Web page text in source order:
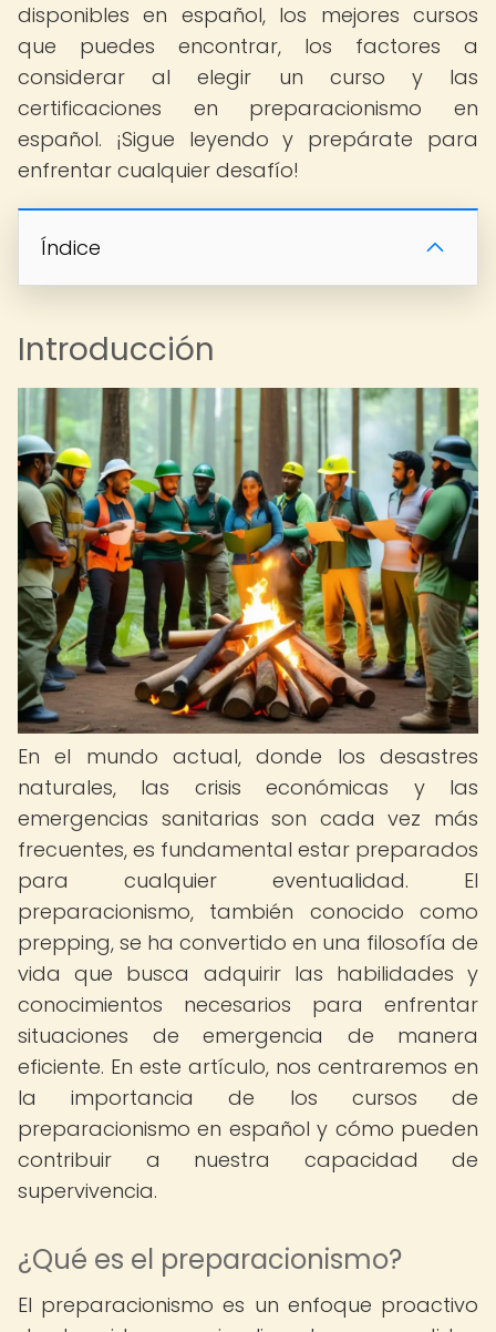
disponibles en español, los mejores cursos
que puedes encontrar, los factores a
considerar al elegir un curso y las
certificaciones en preparacionismo en
español. ¡Sigue leyendo y prepárate para
enfrentar cualquier desafío!
Índice
Introducción
En el mundo actual, donde los desastres
naturales, las crisis económicas y las
emergencias sanitarias son cada vez más
frecuentes, es fundamental estar preparados
para cualquier eventualidad. El
preparacionismo, también conocido como
prepping, se ha convertido en una filosofía de
vida que busca adquirir las habilidades y
conocimientos necesarios para enfrentar
situaciones de emergencia de manera
eficiente. En este artículo, nos centraremos en
la importancia de los cursos de
preparacionismo en español y cómo pueden
contribuir a nuestra capacidad de
supervivencia.
¿Qué es el preparacionismo?
El preparacionismo es un enfoque proactivo